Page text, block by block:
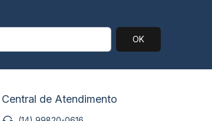
Central de Atendimento